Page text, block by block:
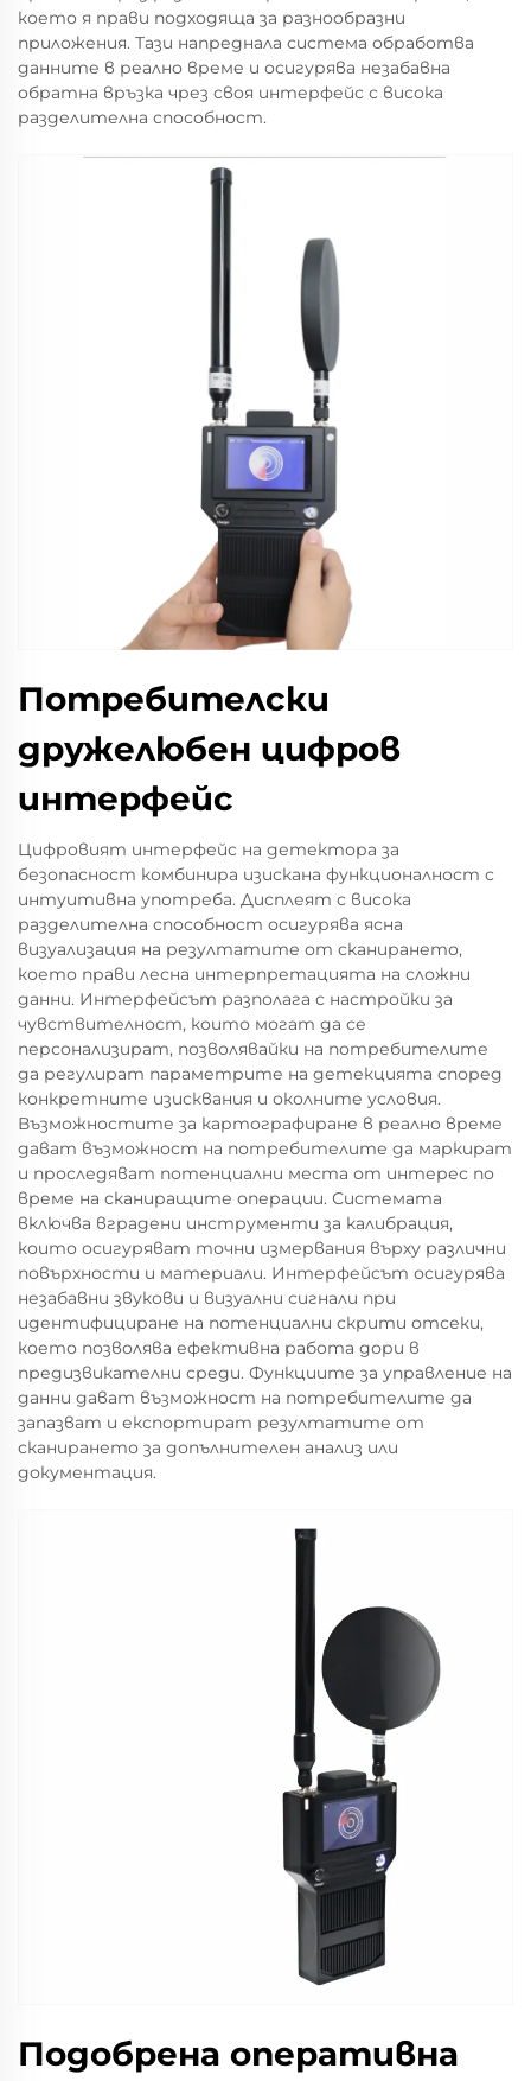
което я прави подходяща за разнообразни
приложения. Тази напреднала система обработва
данните в реално време и осигурява незабавна
обратна връзка чрез своя интерфейс с висока
разделителна способност.
Потребителски
дружелюбен цифров
интерфейс
Цифровият интерфейс на детектора за
безопасност комбинира изискана функционалност с
интуитивна употреба. Дисплеят с висока
разделителна способност осигурява ясна
визуализация на резултатите от сканирането,
което прави лесна интерпретацията на сложни
данни. Интерфейсът разполага с настройки за
чувствителност, които могат да се
персонализират, позволявайки на потребителите
да регулират параметрите на детекцията според
конкретните изисквания и околните условия.
Възможностите за картографиране в реално време
дават възможност на потребителите да маркират
и проследяват потенциални места от интерес по
време на сканиращите операции. Системата
включва вградени инструменти за калибрация,
които осигуряват точни измервания върху различни
повърхности и материали. Интерфейсът осигурява
незабавни звукови и визуални сигнали при
идентифициране на потенциални скрити отсеки,
което позволява ефективна работа дори в
предизвикателни среди. Функциите за управление на
данни дават възможност на потребителите да
запазват и експортират резултатите от
сканирането за допълнителен анализ или
документация.
Подобрена оперативна